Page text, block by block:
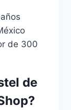
de 300
de